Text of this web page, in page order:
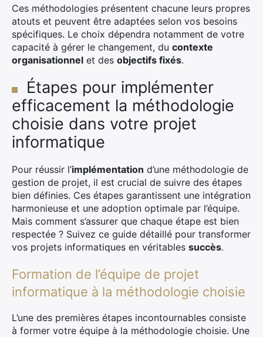
Ces méthodologies présentent chacune leurs propres
atouts et peuvent être adaptées selon vos besoins
spécifiques. Le choix dépendra notamment de votre
capacité à gérer le changement, du contexte
organisationnel et des objectifs fixés.
Étapes pour implémenter
efficacement la méthodologie
choisie dans votre projet
informatique
Pour réussir l’implémentation d’une méthodologie de
gestion de projet, il est crucial de suivre des étapes
bien définies. Ces étapes garantissent une intégration
harmonieuse et une adoption optimale par l’équipe.
Mais comment s’assurer que chaque étape est bien
respectée ? Suivez ce guide détaillé pour transformer
vos projets informatiques en véritables succès.
Formation de l’équipe de projet
informatique à la méthodologie choisie
L’une des premières étapes incontournables consiste
à former votre équipe à la méthodologie choisie. Une